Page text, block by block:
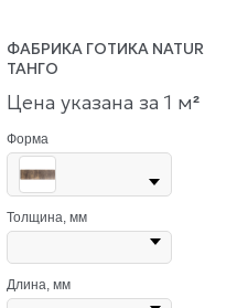
ФАБРИКА ГОТИКА NATUR
ТАНГО
Цена указана за 1 м²
Форма
Толщина, мм
Длина, мм